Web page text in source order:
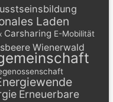
Laden
Carsharing E-Mobilität
Wienerwald
Erneuerbare